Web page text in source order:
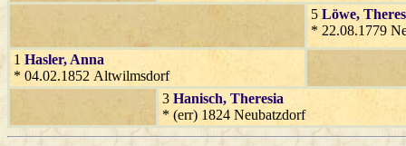
5 Löwe,
* 22.08.1779
1 Hasler, Anna
* 04.02.1852 Altwilmsdorf
3 Hanisch, Theresia
* (err) 1824 Neubatzdorf